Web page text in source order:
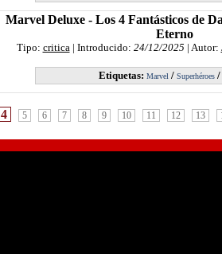
Marvel Deluxe - Los 4 Fantásticos de
Eterno
Tipo: critica| Introducido: 24/12/2025 | Autor:
Etiquetas: Marvel/ Superhéroes/
4 5 6 7 8 9 10 11 12 13